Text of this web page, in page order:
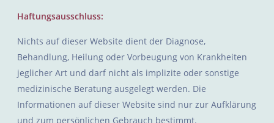
Haftungsausschluss:
Nichts auf dieser Website dient der Diagnose,
Behandlung, Heilung oder Vorbeugung von Krankheiten
jeglicher Art und darf nicht als implizite oder sonstige
medizinische Beratung ausgelegt werden. Die
Informationen auf dieser Website sind nur zur Aufklärung
und zum persönlichen Gebrauch bestimmt.